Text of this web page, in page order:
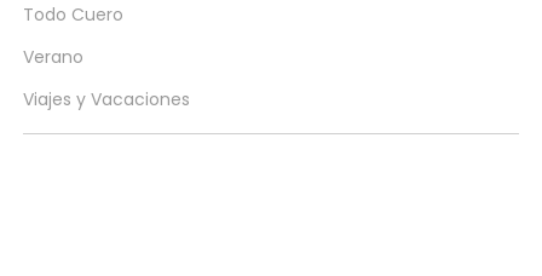
Todo Cuero
Verano
Viajes y Vacaciones